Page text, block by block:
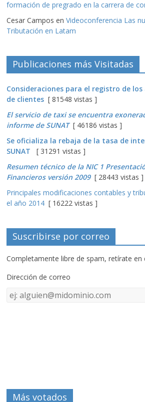
formación de pregrado en la carrera de
Cesar Campos enVideoconferencia Las
Tributación en Latam
Publicaciones más Visitadas
Consideraciones para el registro de
de clientes [ 81548 vistas ]
El servicio de taxi se encuentra
informe de SUNAT[ 46186 vistas ]
Se oficializa la rebaja de la tasa de
SUNAT
[ 31291 vistas ]
Resumen técnico de la NIC 1
Financieros versión 2009[ 28443 vistas ]
Principales modificaciones contables y
el año 2014 [ 16222 vistas ]
Suscribirse por correo
Completamente libre de spam, retírate en
Dirección de correo
Dirección
de
Más votados